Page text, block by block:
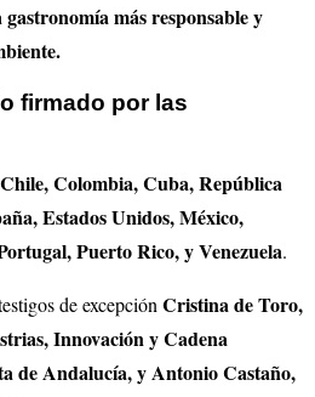
más responsable y
firmado por las
Colombia, Cuba, República
Estados Unidos, México,
Puerto Rico, y Venezuela.
de excepción Cristina de Toro,
Innovación y Cadena
de Andalucía, y Antonio Castaño,